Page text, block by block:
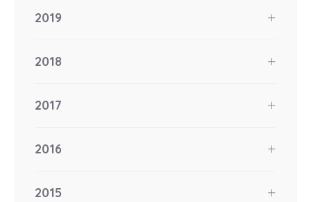
2019
2018
2017
2016
2015